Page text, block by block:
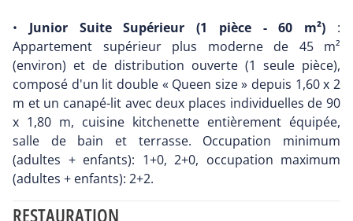
• Junior Suite Supérieur (1 pièce - 60 m²) :
Appartement supérieur plus moderne de 45 m²
(environ) et de distribution ouverte (1 seule pièce),
composé d'un lit double « Queen size » depuis 1,60 x 2
m et un canapé-lit avec deux places individuelles de 90
x 1,80 m, cuisine kitchenette entièrement équipée,
salle de bain et terrasse. Occupation minimum
(adultes + enfants): 1+0, 2+0, occupation maximum
(adultes + enfants): 2+2.
RESTAURATION